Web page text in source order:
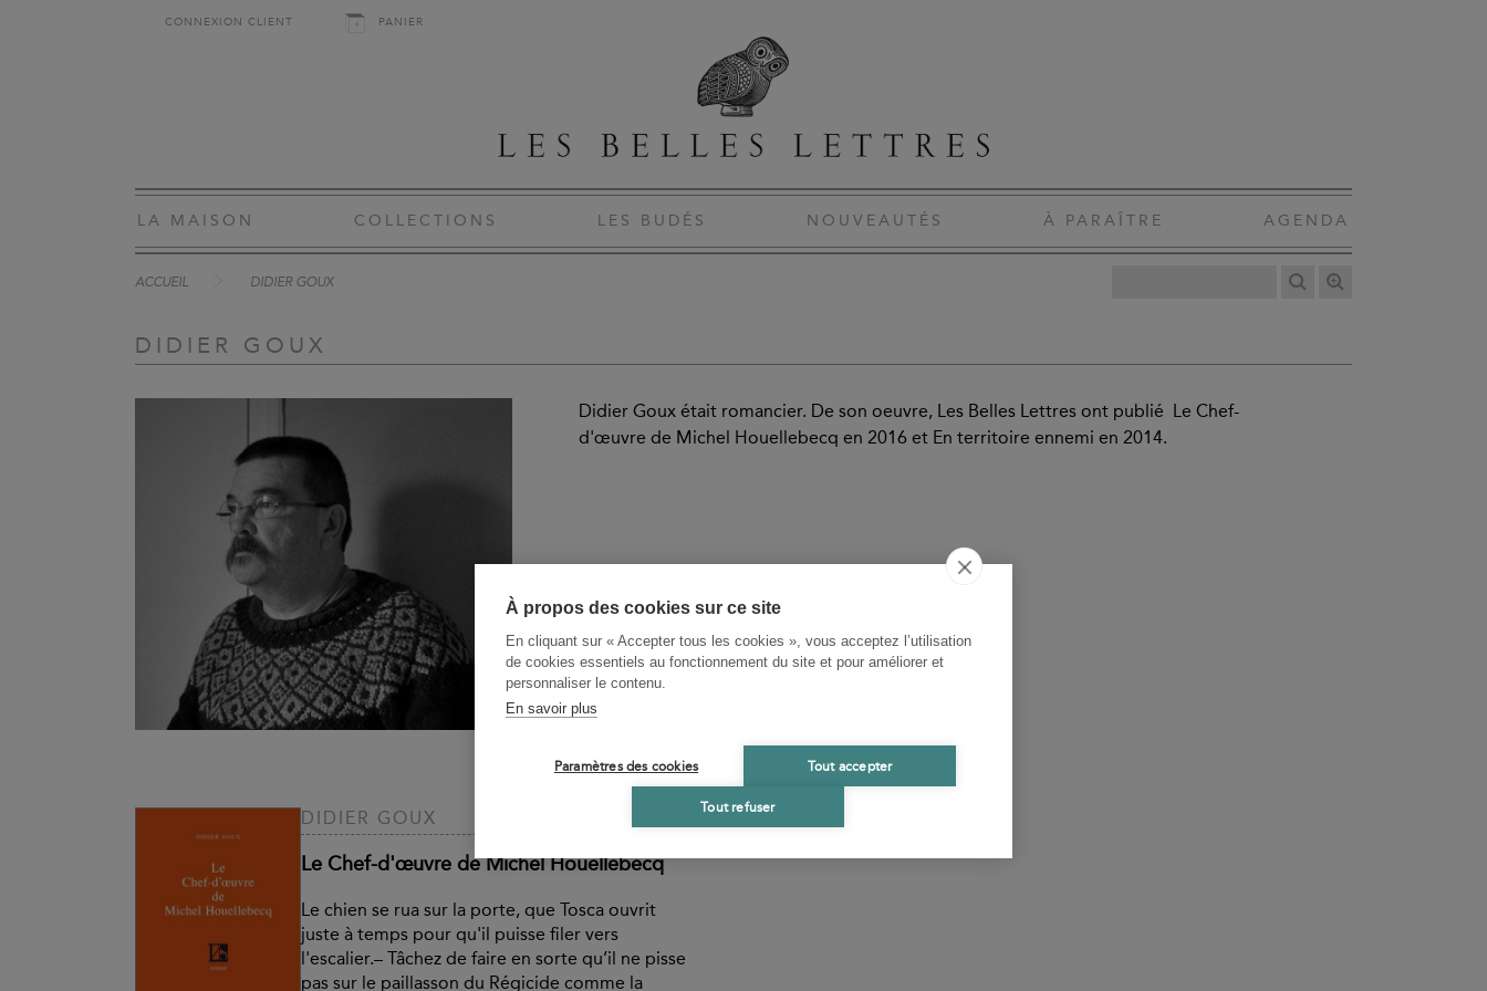
À propos des cookies sur ce site
En cliquant sur « Accepter tous les cookies », vous acceptez l’utilisation
de cookies essentiels au fonctionnement du site et pour améliorer et
personnaliser le contenu.
En savoir plus
Paramètres des cookies Tout accepter
Tout refuser
CONNEXION CLIENT PANIER
LA MAISON COLLECTIONS LES BUDÉS NOUVEAUTÉS À PARAÎTRE AGENDA
ACCUEIL DIDIER GOUX
DIDIER GOUX
Didier Goux était romancier. De son oeuvre, Les Belles Lettres ont publié Le Chef-
d'œuvre de Michel Houellebecq en 2016 et En territoire ennemi en 2014.
DIDIER GOUX
Le Chef-d'œuvre de Michel Houellebecq
Le chien se rua sur la porte, que Tosca ouvrit
juste à temps pour qu'il puisse filer vers
l'escalier.– Tâchez de faire en sorte qu’il ne pisse
pas sur le paillasson du Régicide comme la